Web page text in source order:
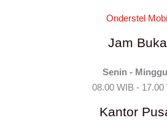
Onderstel
Jam Buka
Senin -
08.00 WIB - 17.00
Kantor